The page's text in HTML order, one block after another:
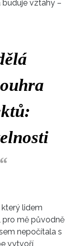
buduje vztahy –
“
lidem
pro mě původně
nepočítala s
vytvoří